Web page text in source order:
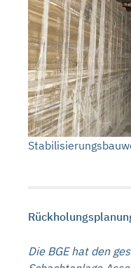
Die BGE hat den